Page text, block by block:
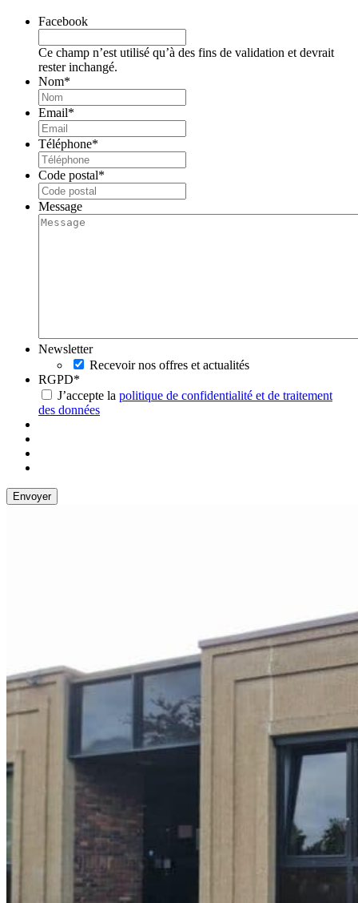
Facebook
Ce champ n’est utilisé qu’à des fins de validation et devrait
rester inchangé.
Nom*
Email*
Téléphone*
Code postal*
Message
Newsletter
Recevoir nos offres et actualités
RGPD*
J’accepte la politique de confidentialité et de traitement
des données